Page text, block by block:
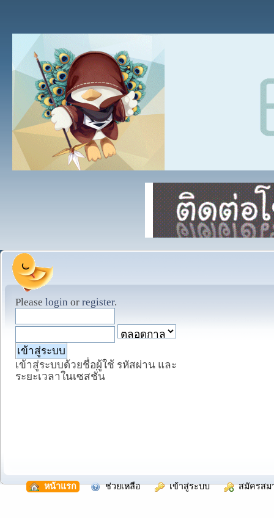
Please login or register.
เข้าสู่ระบบด้วยชื่อผู้ใช้ รหัสผ่าน และ
ระยะเวลาในเซสชั่น
หน้าแรก ช่วยเหลือ เข้าสู่ระบบ สมัครสม